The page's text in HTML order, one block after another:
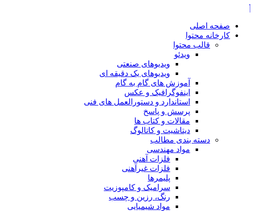
صفحه اصلی
کارخانه محتوا
قالب محتوا
ویدئو
ویدیوهای صنعتی
ویدیوهای یک دقیقه ای
آموزش های گام به گام
اینفوگرافیک و عکس
استاندارد و دستورالعمل های فنی
پرسش و پاسخ
مقالات و کتاب ها
دیتاشیت و کاتالوگ
دسته بندی مطالب
مواد مهندسی
فلزات آهنی
فلزات غیرآهنی
پلیمرها
سرامیک و کامپوزیت
رنگ، رزین و چسب
مواد شیمیایی